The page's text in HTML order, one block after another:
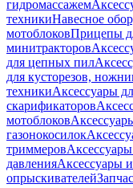
гидромассажем
техникиНавесное
мотоблоковПрицепы
минитракторов
для цепных пил
для кусторезов,
техникиАксессуары
скарификаторов
мотоблоков
газонокосилок
триммеров
давленияАксессуары
опрыскивателей